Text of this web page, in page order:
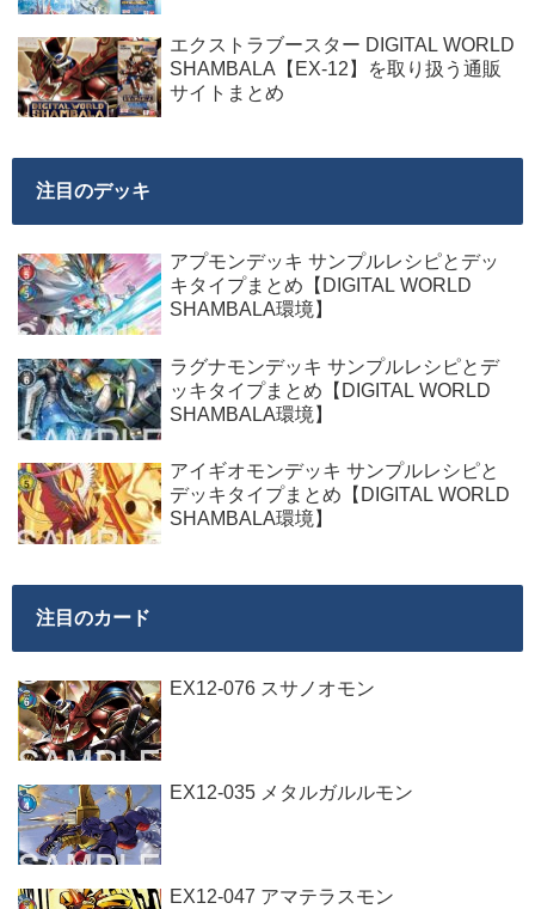
エクストラブースター DIGITAL WORLD
SHAMBALA【EX-12】を取り扱う通販
サイトまとめ
注目のデッキ
アプモンデッキ サンプルレシピとデッ
キタイプまとめ【DIGITAL WORLD
SHAMBALA環境】
ラグナモンデッキ サンプルレシピとデ
ッキタイプまとめ【DIGITAL WORLD
SHAMBALA環境】
アイギオモンデッキ サンプルレシピと
デッキタイプまとめ【DIGITAL WORLD
SHAMBALA環境】
注目のカード
EX12-076 スサノオモン
EX12-035 メタルガルルモン
EX12-047 アマテラスモン